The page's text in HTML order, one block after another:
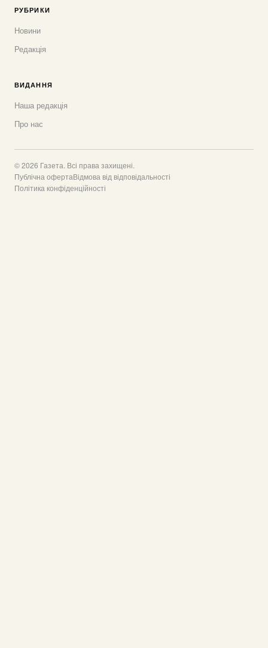
РУБРИКИ
Новини
Редакція
ВИДАННЯ
Наша редакція
Про нас
© 2026 Газета. Всі права захищені.
Публічна офертаВідмова від відповідальності
Політика конфіденційності